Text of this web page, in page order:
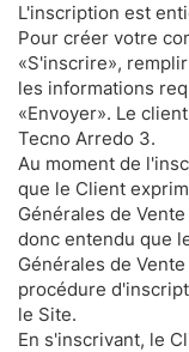
L'inscription est
Pour créer votre
«S'inscrire»,
les informations
«Envoyer». Le
Tecno Arredo 3.
Au moment de
que le Client
Générales de
donc entendu que
Générales de
procédure
le Site.
En s'inscrivant, le